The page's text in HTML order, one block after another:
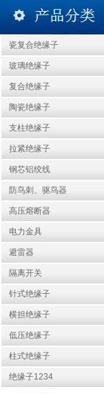
瓷复合绝缘子
玻璃绝缘子
复合绝缘子
陶瓷绝缘子
支柱绝缘子
拉紧绝缘子
钢芯铝绞线
防鸟刺、驱鸟器
高压熔断器
电力金具
避雷器
隔离开关
针式绝缘子
横担绝缘子
低压绝缘子
柱式绝缘子
绝缘子1234